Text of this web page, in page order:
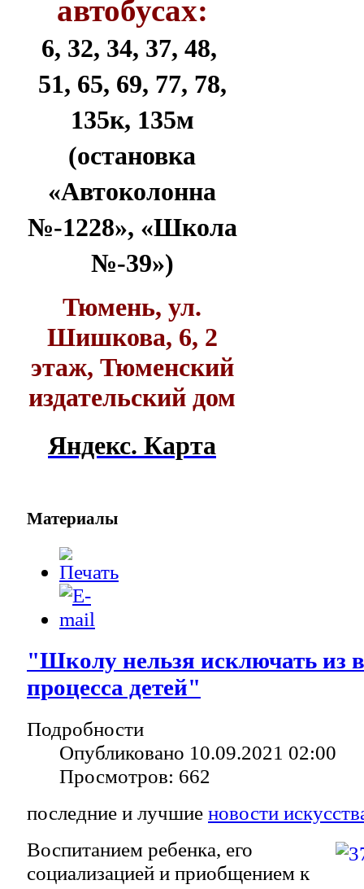
автобусах:
6, 32, 34, 37, 48,
51, 65, 69, 77, 78,
135к, 135м
(остановка
«Автоколонна
№-1228», «Школа
№-39»)
Тюмень, ул.
Шишкова, 6, 2
этаж, Тюменский
издательский дом
Яндекс. Карта
Материалы
"Школу нельзя исключать из
процесса детей"
Подробности
Опубликовано 10.09.2021 02:00
Просмотров: 662
последние и лучшие новости
Воспитанием ребенка, его
социализацией и приобщением к